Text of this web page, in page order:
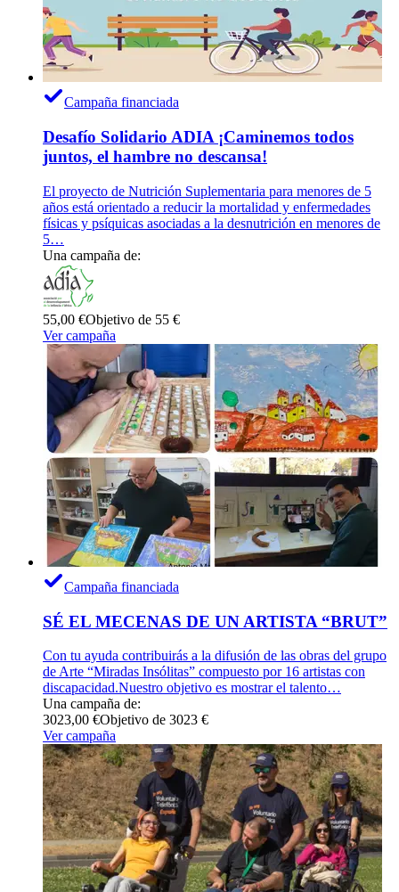
Campaña financiada
Desafío Solidario ADIA ¡Caminemos todos
juntos, el hambre no descansa!
El proyecto de Nutrición Suplementaria para menores de 5
años está orientado a reducir la mortalidad y enfermedades
físicas y psíquicas asociadas a la desnutrición en menores de
5…
Una campaña de:
55,00 €Objetivo de 55 €
Ver campaña
Campaña financiada
SÉ EL MECENAS DE UN ARTISTA “BRUT”
Con tu ayuda contribuirás a la difusión de las obras del grupo
de Arte “Miradas Insólitas” compuesto por 16 artistas con
discapacidad.Nuestro objetivo es mostrar el talento…
Una campaña de:
3023,00 €Objetivo de 3023 €
Ver campaña